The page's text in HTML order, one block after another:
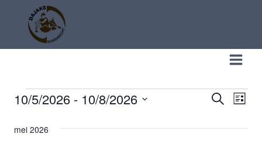
Doorgaan
EVENEMENTEN ZOEKEN
LIJST
10/5/2026 - 10/8/2026
een
mei 2026